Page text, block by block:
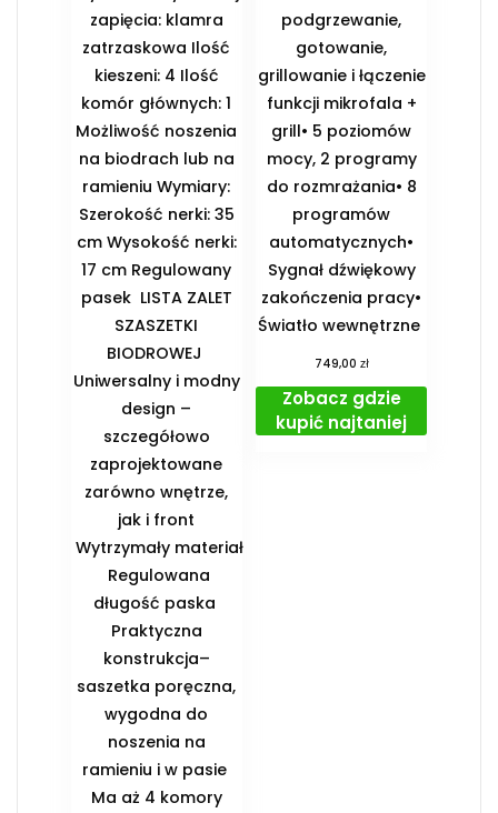
zapięcia: klamra
zatrzaskowa Ilość
kieszeni: 4 Ilość
komór głównych: 1
Możliwość noszenia
na biodrach lub na
ramieniu Wymiary:
Szerokość nerki: 35
cm Wysokość nerki:
17 cm Regulowany
pasek ️ LISTA ZALET
SZASZETKI
BIODROWEJ ️
Uniwersalny i modny
design –
szczegółowo
zaprojektowane
zarówno wnętrze,
jak i front
️ Wytrzymały materiał
️ Regulowana
długość paska ️
Praktyczna
konstrukcja–
saszetka poręczna,
wygodna do
noszenia na
ramieniu i w pasie ️
Ma aż 4 komory
podgrzewanie,
gotowanie,
grillowanie i łączenie
funkcji mikrofala +
grill• 5 poziomów
mocy, 2 programy
do rozmrażania• 8
programów
automatycznych•
Sygnał dźwiękowy
zakończenia pracy•
Światło wewnętrzne
749,00 zł
Zobacz gdzie
kupić najtaniej